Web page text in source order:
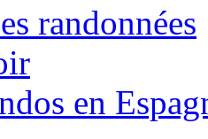
randonnées
en